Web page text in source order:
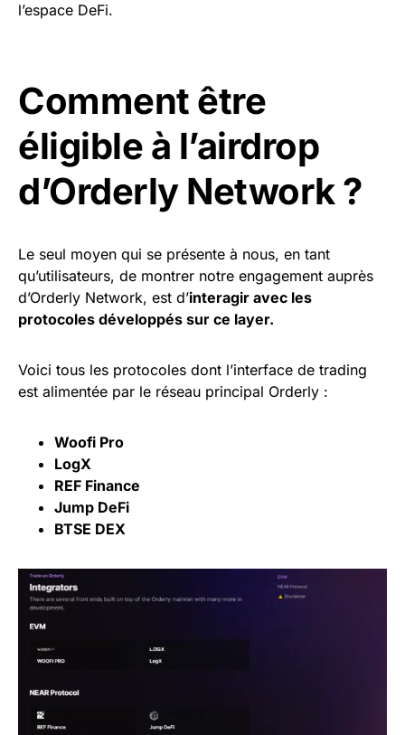
l’espace DeFi.
Comment être
éligible à l’airdrop
d’Orderly Network ?
Le seul moyen qui se présente à nous, en tant
qu’utilisateurs, de montrer notre engagement auprès
d’Orderly Network, est d’interagir avec les
protocoles développés sur ce layer.
Voici tous les protocoles dont l’interface de trading
est alimentée par le réseau principal Orderly :
Woofi Pro
LogX
REF Finance
Jump DeFi
BTSE DEX